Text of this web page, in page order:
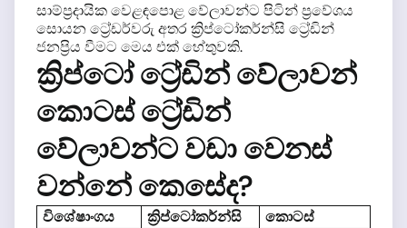
සාම්ප්‍රදායික වෙළඳපොළ වේලාවන්ට පිටින් ප්‍රවේශය
සොයන ට්‍රේඩර්වරු අතර ක්‍රිප්ටෝකර්න්සි ට්‍රේඩින්
ජනප්‍රිය වීමට මෙය එක් හේතුවකි.
ක්‍රිප්ටෝ ට්‍රේඩින් වේලාවන්
කොටස් ට්‍රේඩින්
වේලාවන්ට වඩා වෙනස්
වන්නේ කෙසේද?
විශේෂාංගය ක්‍රිප්ටෝකර්න්සි
කොටස්